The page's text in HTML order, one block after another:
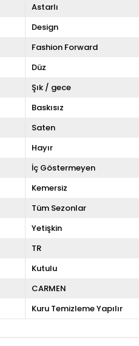
Astarlı
Design
Fashion Forward
Düz
Şık / gece
Baskısız
Saten
Hayır
İç Göstermeyen
Kemersiz
Tüm Sezonlar
Yetişkin
TR
Kutulu
CARMEN
Kuru Temizleme Yapılır